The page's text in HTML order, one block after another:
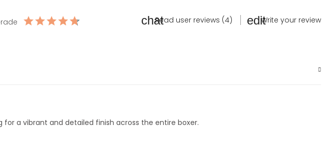
Read user reviews (4) Write your review
a vibrant and detailed finish across the entire boxer.